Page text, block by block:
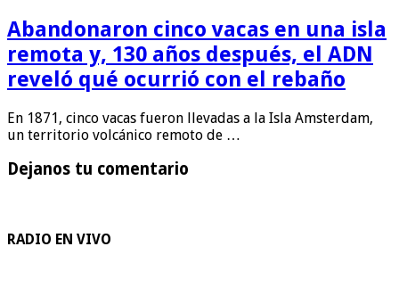
Abandonaron cinco vacas en una isla
remota y, 130 años después, el ADN
reveló qué ocurrió con el rebaño
En 1871, cinco vacas fueron llevadas a la Isla Amsterdam,
un territorio volcánico remoto de …
Dejanos tu comentario
RADIO EN VIVO